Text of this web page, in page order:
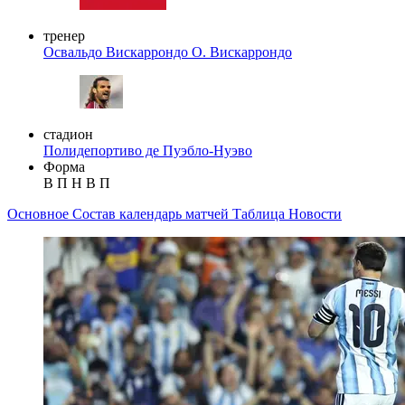
тренер
Освальдо Вискаррондо О. Вискаррондо
стадион
Полидепортиво де Пуэбло-Нуэво
Форма
В П Н В П
Основное Состав календарь матчей Таблица Новости